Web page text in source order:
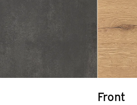
Front